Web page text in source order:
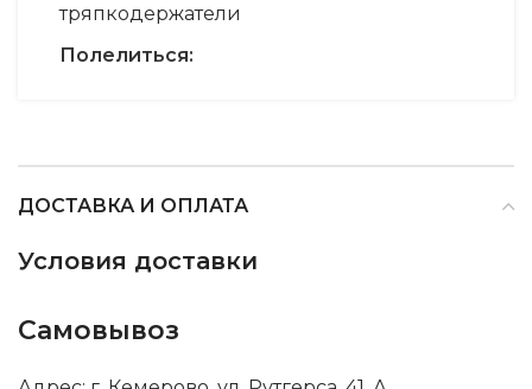
тряпкодержатели
Полелиться:
ДОСТАВКА И ОПЛАТА
Условия доставки
Самовывоз